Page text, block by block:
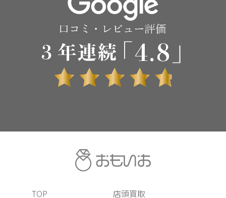
TOP
店頭買取